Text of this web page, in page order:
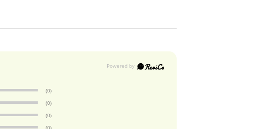
(0)
(0)
(0)
(0)